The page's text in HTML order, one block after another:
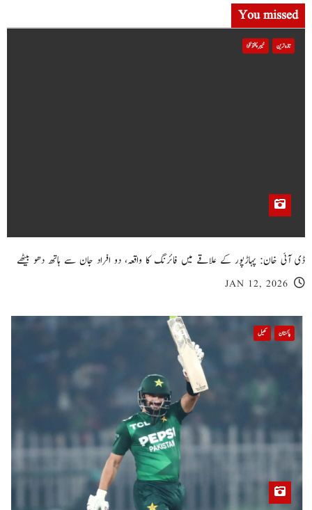
You missed
تازہ ترین خیبر پختونخوا
ڈی آئی خان: پہاڑپور کے علاقے میں فائرنگ کا واقعہ، دو افراد جان سے ہاتھ دھو بیٹھے
JAN 12, 2026
پاکستان کھیل